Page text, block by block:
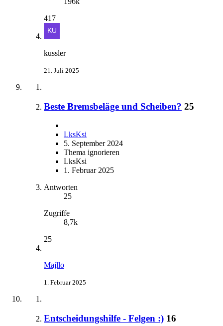
417
kussler
21. Juli 2025
Beste Bremsbeläge und Scheiben? 25
LksKsi
5. September 2024
Thema ignorieren
LksKsi
1. Februar 2025
Antworten
25
Zugriffe
8,7k
25
Majllo
1. Februar 2025
Entscheidungshilfe - Felgen :) 16